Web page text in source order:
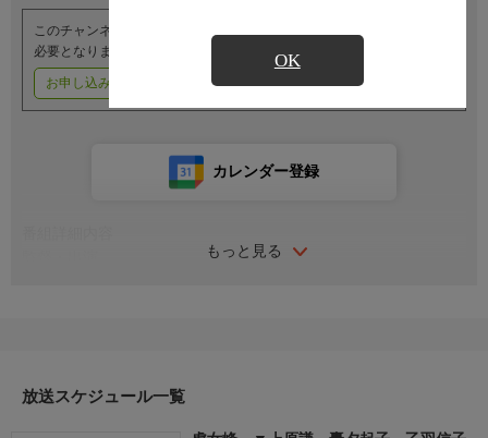
OK
このチャンネルのご視聴には、オプションチャンネル(有料)のご契約が
必要となります。
お申し込みはこちら ご利用料金はこちら
もっと見る
カレンダー登録
若山セツ子、清水将夫、竹河豊子
放送スケジュール一覧